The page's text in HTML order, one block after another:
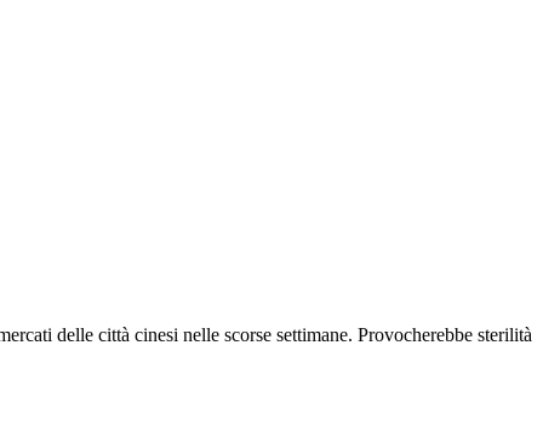
delle città cinesi nelle scorse settimane. Provocherebbe sterilità